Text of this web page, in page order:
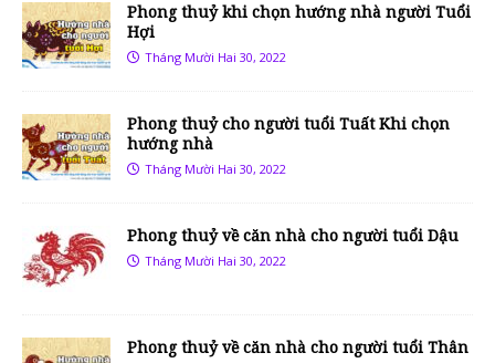
Phong thuỷ khi chọn hướng nhà người Tuổi
Hợi
Tháng Mười Hai 30, 2022
Phong thuỷ cho người tuổi Tuất Khi chọn
hướng nhà
Tháng Mười Hai 30, 2022
Phong thuỷ về căn nhà cho người tuổi Dậu
Tháng Mười Hai 30, 2022
Phong thuỷ về căn nhà cho người tuổi Thân